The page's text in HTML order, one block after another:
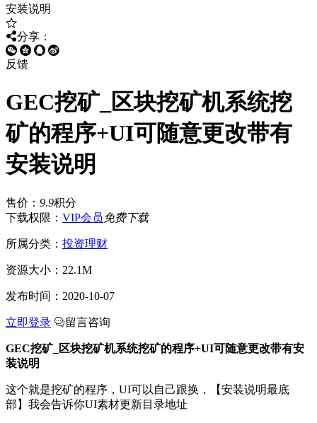
分享：
反馈
GEC挖矿_区块挖矿机系统挖
矿的程序+UI可随意更改带有
安装说明
售价： 9.9积分
下载权限： VIP会员免费下载
所属分类： 投资理财
资源大小： 22.1M
发布时间： 2020-10-07
立即登录 留言咨询
GEC挖矿_区块挖矿机系统挖矿的程序+UI可随意更改带有安
装说明
这个就是挖矿的程序，UI可以自己跟换，【安装说明最底
部】我会告诉你UI素材更新目录地址